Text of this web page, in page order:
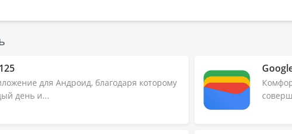
для Андроид, благодаря которому
день и...